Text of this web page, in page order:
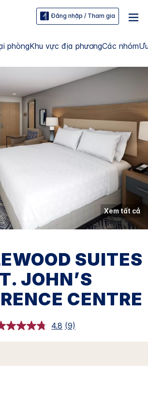
Đăng nhập / Tham gia
phòngKhu vực địa phươngCác nhóm
Xem tất cả
SUITES
JOHN’S
CENTRE
4.8 Đọc
đánh
kết
(9)